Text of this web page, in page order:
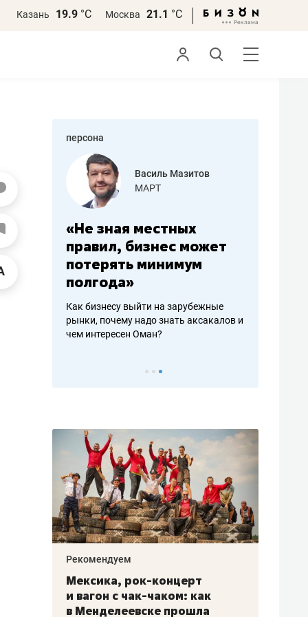
Казань 19.9 °С Москва 21.1 °С
персона
работа
Василь Мазитов
МАРТ
«Не зная местных
правил, бизнес может
потерять минимум
полгода»
Как бизнесу выйти на зарубежные
рынки, почему надо знать аксакалов и
чем интересен Оман?
Рекомендуем
Мексика, рок-концерт
и вагон с чак-чаком: как
в Менделеевске прошла